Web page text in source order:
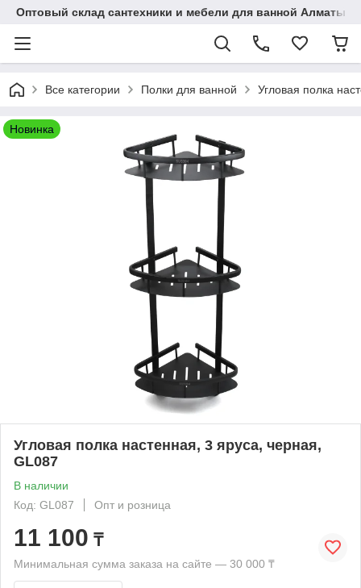
Оптовый склад сантехники и мебели для ванной Алматы •
Все категории Полки для ванной Угловая полка
Новинка
Угловая полка настенная, 3 яруса, черная,
GL087
В наличии
Код: GL087
Опт и розница
11 100 ₸
Минимальная сумма заказа на сайте — 30 000 ₸